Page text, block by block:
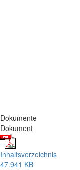
Dokumente
Dokument
Inhaltsverzeichnis
47.941 KB